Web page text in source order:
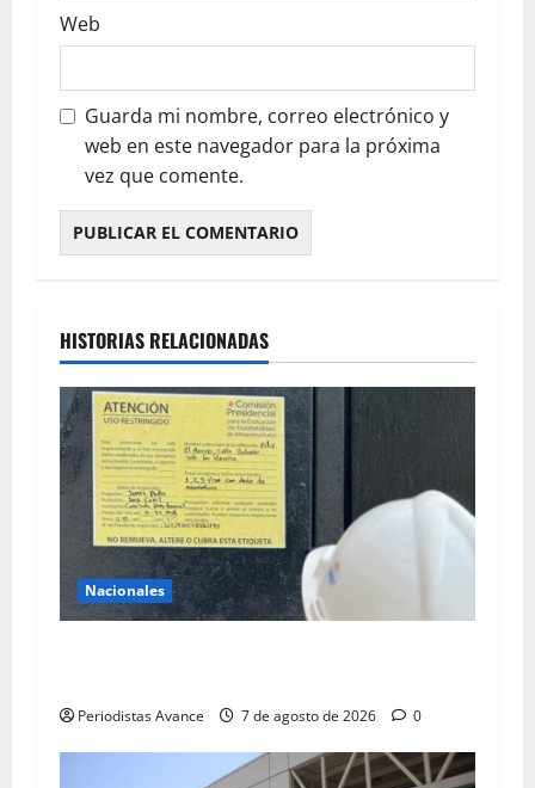
Web
Guarda mi nombre, correo electrónico y
web en este navegador para la próxima
vez que comente.
HISTORIAS RELACIONADAS
Nacionales
Periodistas Avance 7 de agosto de 2026 0